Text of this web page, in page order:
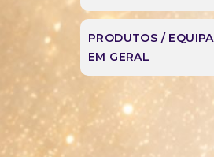
PRODUTOS /
EM GERAL